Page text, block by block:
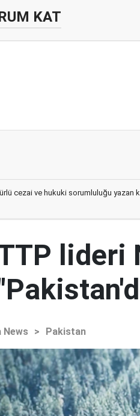
KAT
cezai ve hukuki sorumluluğu
lideri
News > Pakistan